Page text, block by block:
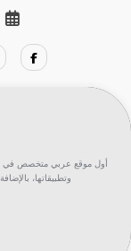
أول موقع عربي متخصص في
وتطبيقاتها،